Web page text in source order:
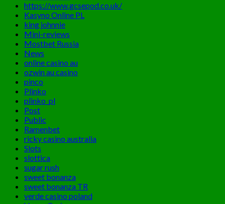
https://www.gcsepod.co.uk/
Kasyno Online PL
king johnnie
Mini-reviews
Mostbet Russia
News
online casino au
ozwin au casino
pinco
Plinko
plinko_pl
Post
Public
Ramenbet
ricky casino australia
Slots
slottica
sugar rush
sweet bonanza
sweet bonanza TR
verde casino poland